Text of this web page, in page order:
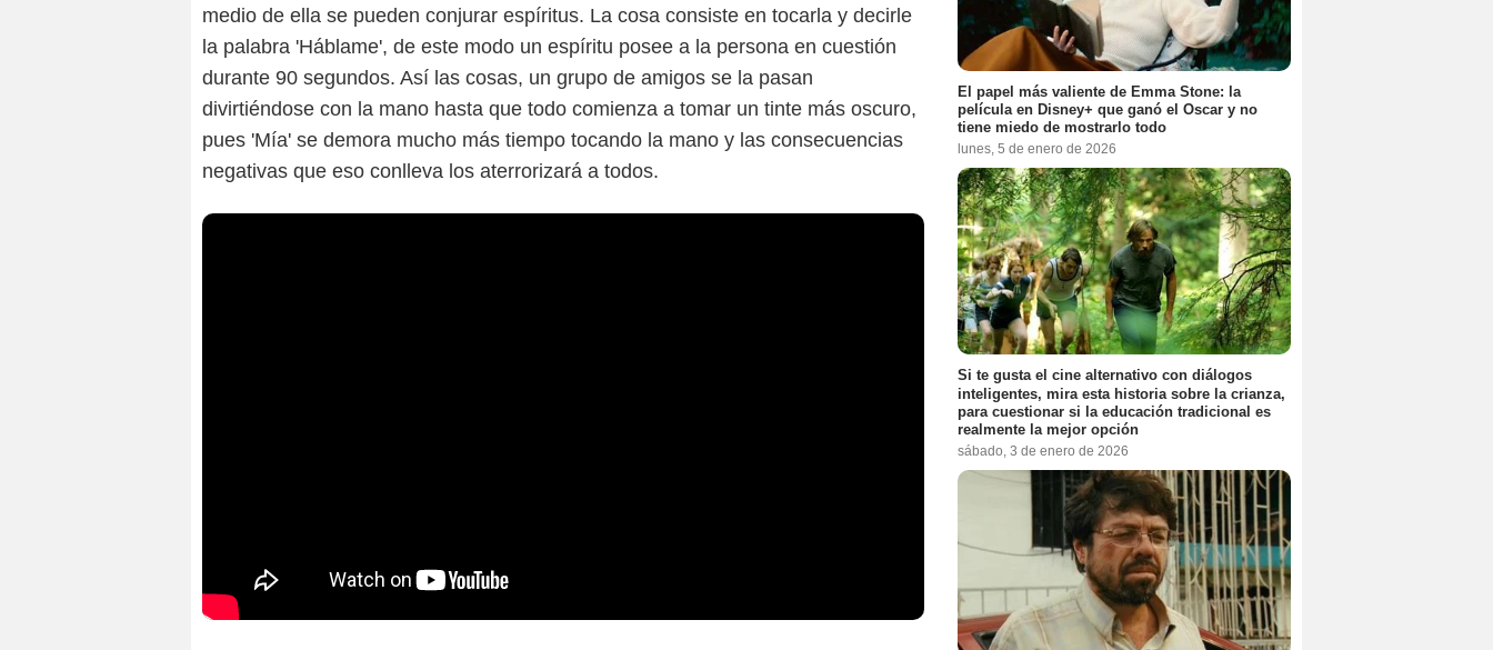
medio de ella se pueden conjurar espíritus. La cosa consiste en tocarla y decirle
la palabra 'Háblame', de este modo un espíritu posee a la persona en cuestión
durante 90 segundos. Así las cosas, un grupo de amigos se la pasan
divirtiéndose con la mano hasta que todo comienza a tomar un tinte más oscuro,
pues 'Mía' se demora mucho más tiempo tocando la mano y las consecuencias
negativas que eso conlleva los aterrorizará a todos.
El papel más valiente de Emma Stone: la
película en Disney+ que ganó el Oscar y no
tiene miedo de mostrarlo todo
lunes, 5 de enero de 2026
Si te gusta el cine alternativo con diálogos
inteligentes, mira esta historia sobre la crianza,
para cuestionar si la educación tradicional es
realmente la mejor opción
sábado, 3 de enero de 2026